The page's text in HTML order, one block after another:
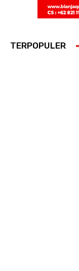
TERPOPULER